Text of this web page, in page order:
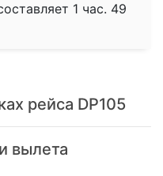
1 час. 49
рейса DP105
вылета